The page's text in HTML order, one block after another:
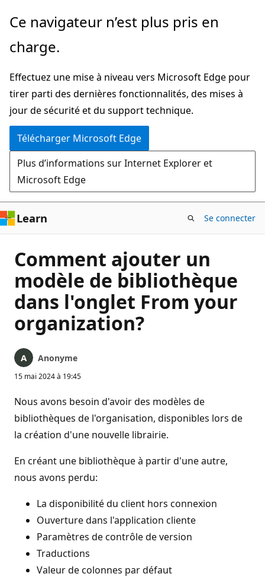
Passer
directement
au
principal
Ce navigateur n’est plus pris en
charge.
Effectuez une mise à niveau vers Microsoft Edge pour
tirer parti des dernières fonctionnalités, des mises à
jour de sécurité et du support technique.
Télécharger Microsoft Edge
Plus d’informations sur Internet Explorer et
Microsoft Edge
Learn Se connecter
Comment ajouter un
modèle de bibliothèque
dans l'onglet From your
organization?
Anonyme
15 mai 2024 à 19:45
Nous avons besoin d'avoir des modèles de
bibliothèques de l'organisation, disponibles lors de
la création d'une nouvelle librairie.
En créant une bibliothèque à partir d'une autre,
nous avons perdu:
La disponibilité du client hors connexion
Ouverture dans l'application cliente
Paramètres de contrôle de version
Traductions
Valeur de colonnes par défaut